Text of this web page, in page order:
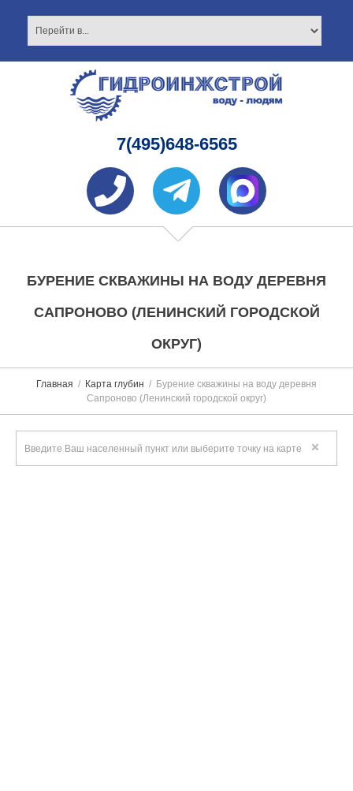
7(495)648-6565
БУРЕНИЕ СКВАЖИНЫ НА ВОДУ ДЕРЕВНЯ
САПРОНОВО (ЛЕНИНСКИЙ ГОРОДСКОЙ
ОКРУГ)
Главная Карта глубин
Бурение скважины на воду деревня
Сапроново (Ленинский городской округ)